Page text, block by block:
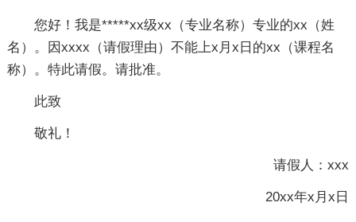
您好！我是*****xx级xx（专业名称）专业的xx（姓
名）。因xxxx（请假理由）不能上x月x日的xx（课程名
称）。特此请假。请批准。
此致
敬礼！
请假人：xxx
20xx年x月x日